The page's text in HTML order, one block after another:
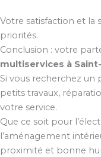
Votre satisfaction et la
priorités.
Conclusion : votre
multiservices à
Si vous recherchez
petits travaux,
votre service.
Que ce soit pour
l’aménagement
proximité et bonne